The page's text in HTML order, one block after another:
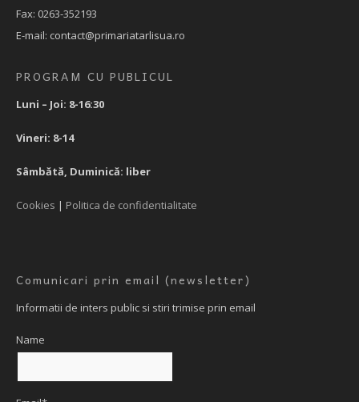
Fax: 0263-352193
E-mail: contact@primariatarlisua.ro
PROGRAM CU PUBLICUL
Luni – Joi: 8-16:30
Vineri: 8-14
Sâmbătă, Duminică: liber
Cookies | Politica de confidentialitate
Comunicari prin email (newsletter)
Informatii de inters public si stiri trimise prin email
Name